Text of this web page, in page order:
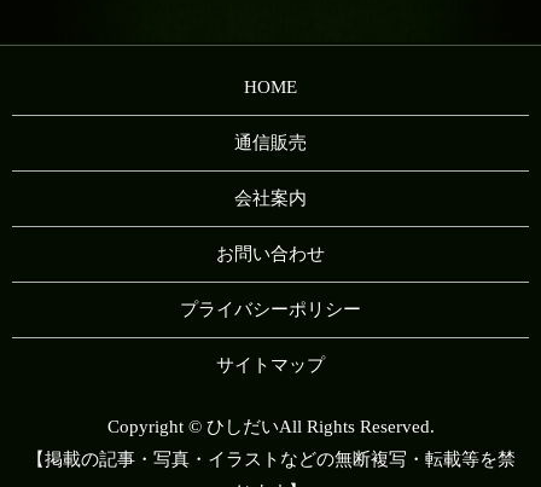
HOME
通信販売
会社案内
お問い合わせ
プライバシーポリシー
サイトマップ
Copyright © ひしだいAll Rights Reserved.
【掲載の記事・写真・イラストなどの無断複写・転載等を禁